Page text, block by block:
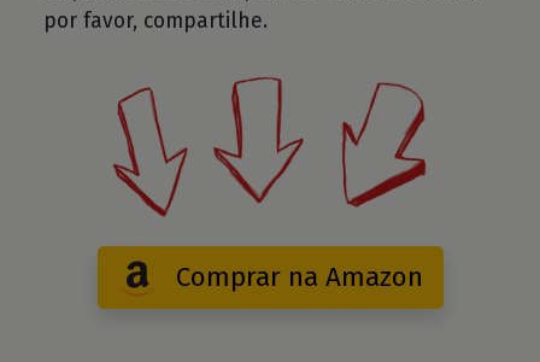
por favor, compartilhe.
Comprar na Amazon